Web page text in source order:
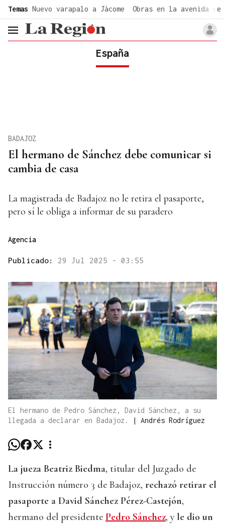
Temas Nuevo varapalo a Jácome Obras en la avenida de
header.menu.open
España
El hermano de Sánchez debe comunicar si
cambia de casa
BADAJOZ
La magistrada de Badajoz no le retira el pasaporte,
pero sí le obliga a informar de su paradero
Agencia
Publicado: 29 Jul 2025 - 03:55
El hermano de Pedro Sánchez, David Sánchez, a su
llegada a declarar en Badajoz.
| Andrés Rodríguez
La jueza Beatriz Biedma, titular del Juzgado de
Instrucción número 3 de Badajoz, rechazó retirar el
pasaporte a David Sánchez Pérez-Castejón,
hermano del presidente Pedro Sánchez, y le dio un